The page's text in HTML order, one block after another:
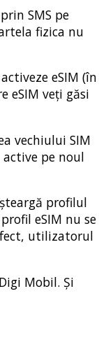
SMS pe
fizica nu
eSIM (în
eSIM veți găsi
vechiului SIM
pe noul
profilul
eSIM nu se
utilizatorul
Mobil. Și